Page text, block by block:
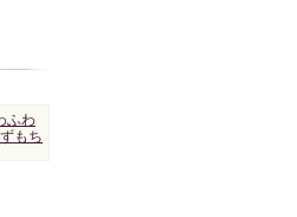
ふわ
もち